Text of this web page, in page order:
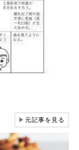
▶元記事を見る